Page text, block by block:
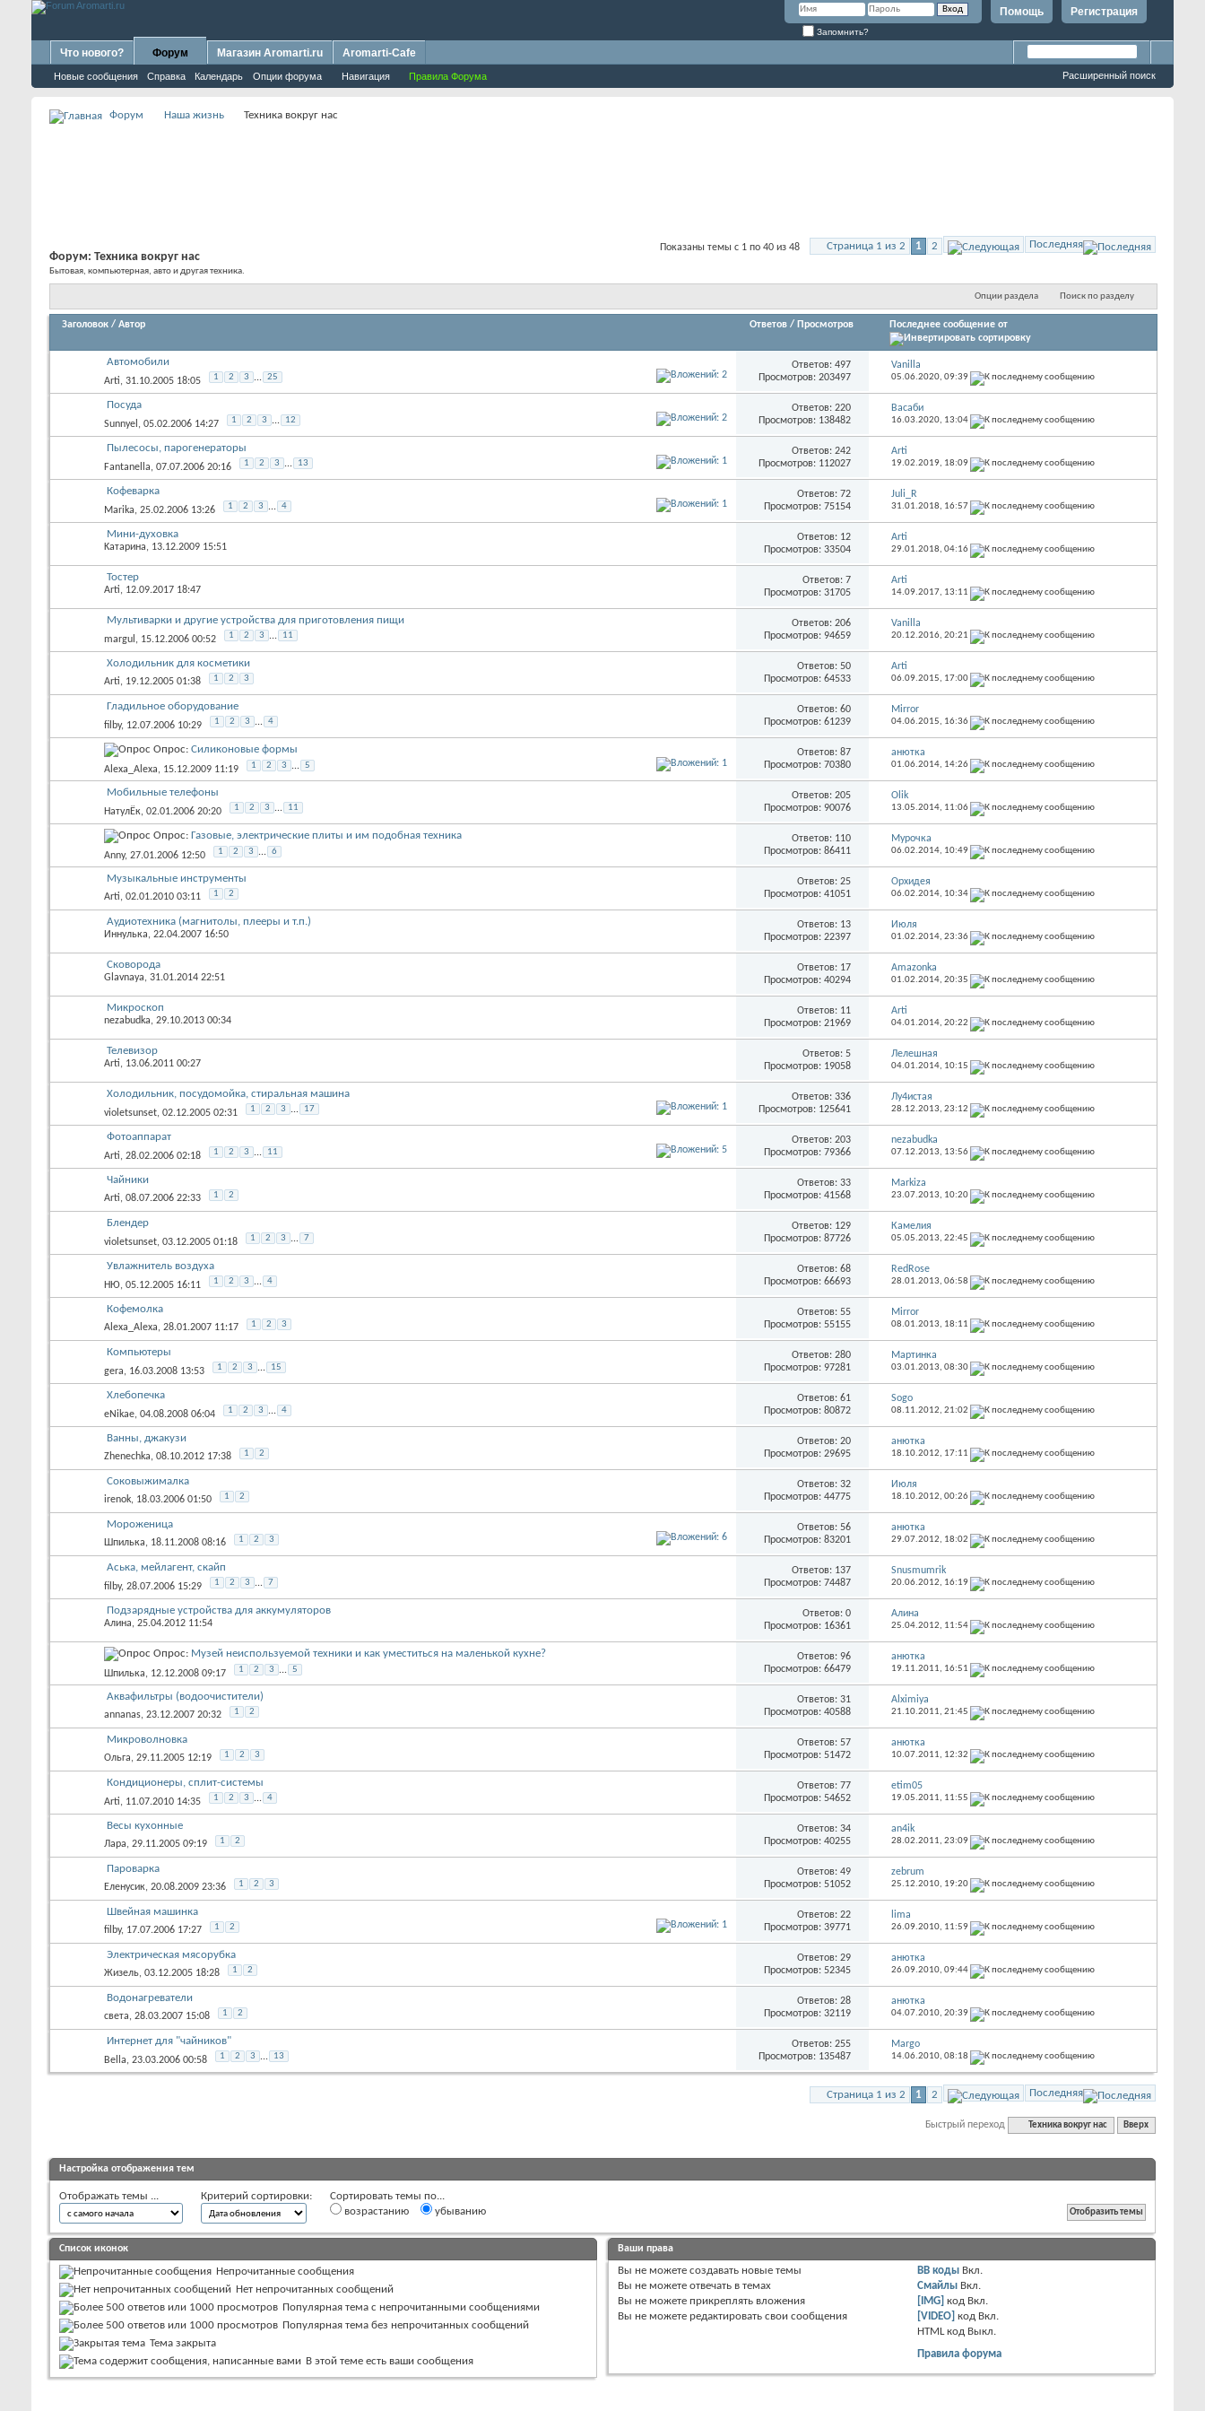
Регистрация
Помощь
Запомнить?
Что нового? Форум
Новые сообщения Справка Календарь Опции форума Навигация Правила Форума
Магазин Aromarti.ru Aromarti-Cafe
Расширенный поиск
Форум Наша жизнь Техника вокруг нас
Страница 1 из 2 1 2 Последняя
Показаны темы с 1 по 40 из 48
Форум: Техника вокруг нас
Бытовая, компьютерная, авто и другая техника.
Опции раздела Поиск по разделу
Заголовок / Автор Ответов / Просмотров Последнее сообщение от
Автомобили
Arti, 31.10.2005 18:05 1 2 3 ... 25
Ответов: 497
Просмотров: 203497
Vanilla
05.06.2020, 09:39
Посуда
Sunnyel , 05.02.2006 14:27 1 2 3 ... 12
Ответов: 220
Просмотров: 138482
Васаби
16.03.2020, 13:04
Пылесосы, парогенераторы
Fantanella, 07.07.2006 20:16 1 2 3 ... 13
Ответов: 242
Просмотров: 112027
Arti
19.02.2019, 18:09
Кофеварка
Marika, 25.02.2006 13:26 1 2 3 ... 4
Ответов: 72
Просмотров: 75154
Juli_R
31.01.2018, 16:57
Мини-духовка
Kатарина, 13.12.2009 15:51
Ответов: 12
Просмотров: 33504
Arti
29.01.2018, 04:16
Тостер
Arti, 12.09.2017 18:47
Ответов: 7
Просмотров: 31705
Arti
14.09.2017, 13:11
Мультиварки и другие устройства для приготовления пищи
margul , 15.12.2006 00:52 1 2 3 ... 11
Ответов: 206
Просмотров: 94659
Vanilla
20.12.2016, 20:21
Холодильник для косметики
Arti, 19.12.2005 01:38 1 2 3
Ответов: 50
Просмотров: 64533
Arti
06.09.2015, 17:00
Гладильное оборудование
filby, 12.07.2006 10:29 1 2 3 ... 4
Ответов: 60
Просмотров: 61239
Mirror
04.06.2015, 16:36
Опрос: Силиконовые формы
Alexa_Alexa, 15.12.2009 11:19 1 2 3 ... 5
Ответов: 87
Просмотров: 70380
анютка
01.06.2014, 14:26
Мобильные телефоны
НатулЁк, 02.01.2006 20:20 1 2 3 ... 11
Ответов: 205
Просмотров: 90076
Olik
13.05.2014, 11:06
Опрос: Газовые, электрические плиты и им подобная техника
Anny, 27.01.2006 12:50 1 2 3 ... 6
Ответов: 110
Просмотров: 86411
Мурочка
06.02.2014, 10:49
Музыкальные инструменты
Arti, 02.01.2010 03:11 1 2
Ответов: 25
Просмотров: 41051
Орхидея
06.02.2014, 10:34
Аудиотехника (магнитолы, плееры и т.п.)
Иннулька, 22.04.2007 16:50
Ответов: 13
Просмотров: 22397
Июля
01.02.2014, 23:36
Сковорода
Glavnaya, 31.01.2014 22:51
Ответов: 17
Просмотров: 40294
Amazonka
01.02.2014, 20:35
Микроскоп
nezabudka, 29.10.2013 00:34
Ответов: 11
Просмотров: 21969
Arti
04.01.2014, 20:22
Телевизор
Arti, 13.06.2011 00:27
Ответов: 5
Просмотров: 19058
Лелешная
04.01.2014, 10:15
Холодильник, посудомойка, стиральная машина
violetsunset, 02.12.2005 02:31 1 2 3 ... 17
Ответов: 336
Просмотров: 125641
Лу4истая
28.12.2013, 23:12
Фотоаппарат
Arti, 28.02.2006 02:18 1 2 3 ... 11
Ответов: 203
Просмотров: 79366
nezabudka
07.12.2013, 13:56
Чайники
Arti, 08.07.2006 22:33 1 2
Ответов: 33
Просмотров: 41568
Markiza
23.07.2013, 10:20
Блендер
violetsunset, 03.12.2005 01:18 1 2 3 ... 7
Ответов: 129
Просмотров: 87726
Камелия
05.05.2013, 22:45
Увлажнитель воздуха
НЮ, 05.12.2005 16:11 1 2 3 ... 4
Ответов: 68
Просмотров: 66693
RedRose
28.01.2013, 06:58
Кофемолка
Alexa_Alexa, 28.01.2007 11:17 1 2 3
Ответов: 55
Просмотров: 55155
Mirror
08.01.2013, 18:11
Компьютеры
gera, 16.03.2008 13:53 1 2 3 ... 15
Ответов: 280
Просмотров: 97281
Мартинка
03.01.2013, 08:30
Хлебопечка
eNikae, 04.08.2008 06:04 1 2 3 ... 4
Ответов: 61
Просмотров: 80872
Sogo
08.11.2012, 21:02
Ванны, джакузи
Zhenechka, 08.10.2012 17:38 1 2
Ответов: 20
Просмотров: 29695
анютка
18.10.2012, 17:11
Соковыжималка
irenok, 18.03.2006 01:50 1 2
Ответов: 32
Просмотров: 44775
Июля
18.10.2012, 00:26
Мороженица
Шпилька, 18.11.2008 08:16 1 2 3
Ответов: 56
Просмотров: 83201
анютка
29.07.2012, 18:02
Aська, мейлагент, скайп
filby, 28.07.2006 15:29 1 2 3 ... 7
Ответов: 137
Просмотров: 74487
Snusmumrik
20.06.2012, 16:19
Подзарядные устройства для аккумуляторов
Алина, 25.04.2012 11:54
Ответов: 0
Просмотров: 16361
Алина
25.04.2012, 11:54
Опрос: Музей неиспользуемой техники и как уместиться на маленькой кухне?
Шпилька, 12.12.2008 09:17 1 2 3 ... 5
Ответов: 96
Просмотров: 66479
анютка
19.11.2011, 16:51
Аквафильтры (водоочистители)
annanas, 23.12.2007 20:32 1 2
Ответов: 31
Просмотров: 40588
Alximiya
21.10.2011, 21:45
Микроволновка
Ольга, 29.11.2005 12:19 1 2 3
Ответов: 57
Просмотров: 51472
анютка
10.07.2011, 12:32
Кондиционеры, сплит-системы
Arti, 11.07.2010 14:35 1 2 3 ... 4
Ответов: 77
Просмотров: 54652
etim05
19.05.2011, 11:55
Весы кухонные
Лара, 29.11.2005 09:19 1 2
Ответов: 34
Просмотров: 40255
an4ik
28.02.2011, 23:09
Пароварка
Еленусик, 20.08.2009 23:36 1 2 3
Ответов: 49
Просмотров: 51052
zebrum
25.12.2010, 19:20
Швейная машинка
filby, 17.07.2006 17:27 1 2
Ответов: 22
Просмотров: 39771
lima
26.09.2010, 11:59
Электрическая мясорубка
Жизель, 03.12.2005 18:28 1 2
Ответов: 29
Просмотров: 52345
анютка
26.09.2010, 09:44
Водонагреватели
света, 28.03.2007 15:08 1 2
Ответов: 28
Просмотров: 32119
анютка
04.07.2010, 20:39
Интернет для "чайников"
Bella, 23.03.2006 00:58 1 2 3 ... 13
Ответов: 255
Просмотров: 135487
Margo
14.06.2010, 08:18
Страница 1 из 2 1 2 Последняя
Быстрый переход Техника вокруг нас Вверх
Настройка отображения тем
Отображать темы ... Критерий сортировки:
Сортировать темы по...
возрастанию
убыванию
Список иконок
Непрочитанные сообщения
Нет непрочитанных сообщений
Популярная тема с непрочитанными сообщениями
Популярная тема без непрочитанных сообщений
Тема закрыта
В этой теме есть ваши сообщения
Ваши права
Вы не можете создавать новые темы
Вы не можете отвечать в темах
Вы не можете прикреплять вложения
Вы не можете редактировать свои сообщения
BB коды Вкл.
Смайлы Вкл.
[IMG] код Вкл.
[VIDEO] код Вкл.
HTML код Выкл.
Правила форума